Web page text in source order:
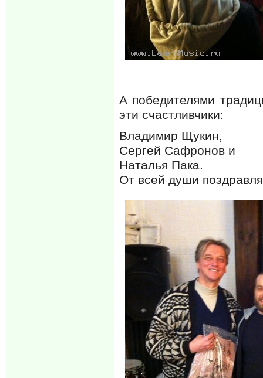
А победителями
эти счастливчики:
Владимир Щукин,
Сергей Сафронов и
Наталья Пака.
От всей души